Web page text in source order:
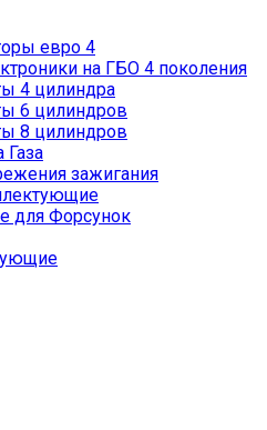
евро 4
на ГБО 4 поколения
4 цилиндра
6 цилиндров
8 цилиндров
Газа
зажигания
для Форсунок